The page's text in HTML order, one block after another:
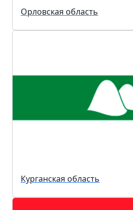
Орловская область
Курганская область